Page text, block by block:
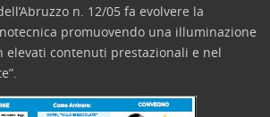
n. 12/05 fa evolvere la
promuovendo una illuminazione
elevati contenuti prestazionali e nel